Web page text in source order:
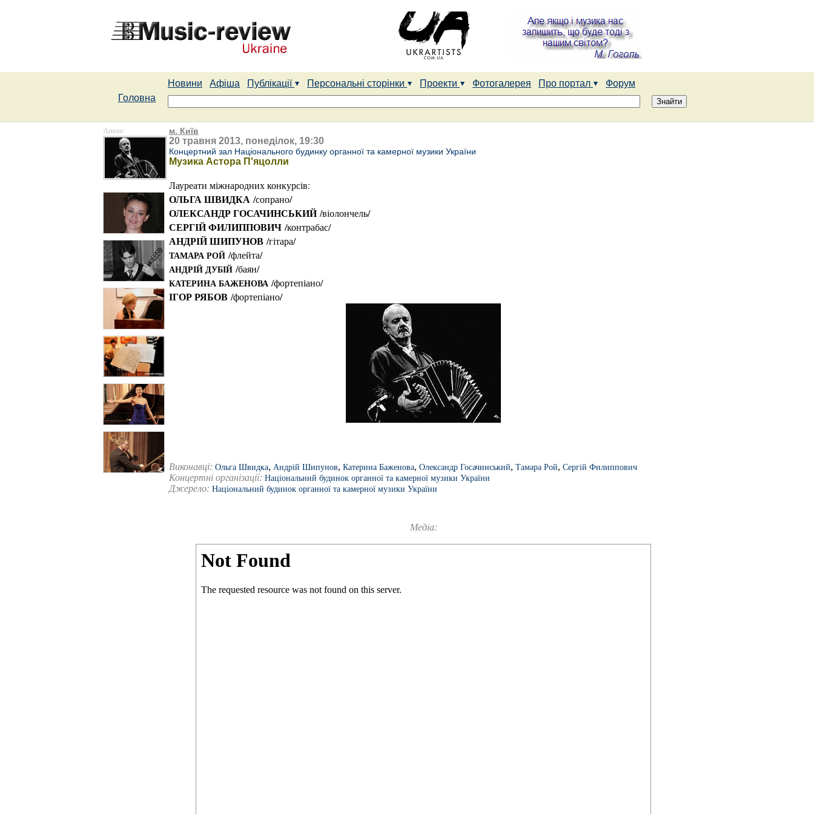
Новини Афіша Публікації Персональні сторінки Проекти Фотогалерея Про портал
Форум
Головна
Анонс м. Київ
20 травня 2013, понеділок, 19:30
Концертний зал Національного будинку органної та камерної музики України
Музика Астора П'яцолли
Лауреати міжнародних конкурсів:
ОЛЬГА ШВИДКА /сопрано/
ОЛЕКСАНДР ГОСАЧИНСЬКИЙ/віолончель/
СЕРГІЙ ФИЛИППОВИЧ /контрабас/
АНДРІЙ ШИПУНОВ /гітара/
ТАМАРА РОЙ /флейта/
АНДРІЙ ДУБІЙ /баян/
КАТЕРИНА БАЖЕНОВА /фортепіано/
ІГОР РЯБОВ /фортепіано/
Виконавці: Ольга Швидка, Андрій Шипунов, Катерина Баженова, Олександр Госачинський, Тамара Рой, Сергій Филиппович
Концертні організації: Національний будинок органної та камерної музики України
Джерело: Національний будинок органної та камерної музики України
Медіа: